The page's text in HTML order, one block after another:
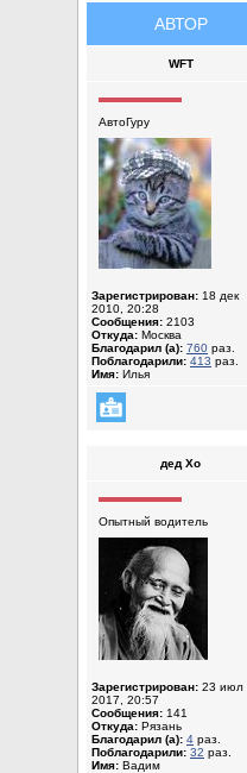
АВТОР
WFT
АвтоГуру
Зарегистрирован: 18 дек
2010, 20:28
Сообщения: 2103
Откуда: Москва
Благодарил (а): 760 раз.
Поблагодарили: 413 раз.
Имя: Илья
дед Хо
Опытный водитель
Зарегистрирован: 23 июл
2017, 20:57
Сообщения: 141
Откуда: Рязань
Благодарил (а): 4 раз.
Поблагодарили: 32 раз.
Имя: Вадим